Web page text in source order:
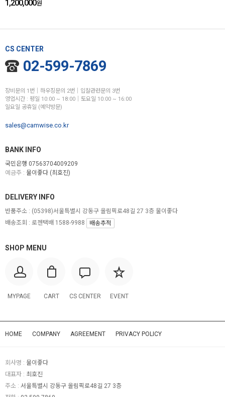
1,200,000원
CS CENTER
02-599-7869
장비문의 1번│하우징문의 2번│입찰관련문의 3번
영업시간 : 평일 10:00 ~ 18:00│토요일 10:00 ~ 16:00
일요일 공휴일 (예약방문)
sales@camwise.co.kr
BANK INFO
국민은행 07563704009209
예금주 : 물이좋다 (최호진)
SHOP MENU
MYPAGE CART CS CENTER EVENT
DELIVERY INFO
반품주소 : (05398)서울특별시 강동구 올림픽로48길 27 3층 물이좋다
배송조회 : 로젠택배 1588-9988
배송추적
HOME COMPANY AGREEMENT PRIVACY POLICY
회사명 : 물이좋다
대표자 : 최호진
주소 : 서울특별시 강동구 올림픽로48길 27 3층